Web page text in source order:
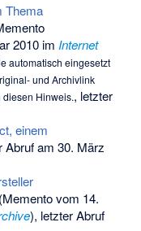
Thema
2010 im Internet
automatisch eingesetzt
und Archivlink
Hinweis., letzter
einem
Abruf am 30. März
(Mementovom 14.
), letzter Abruf